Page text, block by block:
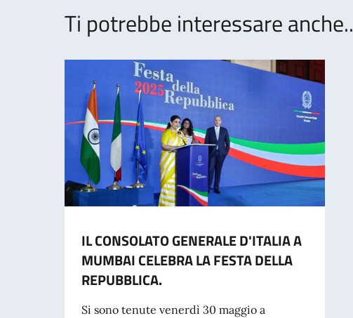
Ti potrebbe interessare anche..
IL CONSOLATO GENERALE D'ITALIA A
MUMBAI CELEBRA LA FESTA DELLA
REPUBBLICA.
Si sono tenute venerdì 30 maggio a